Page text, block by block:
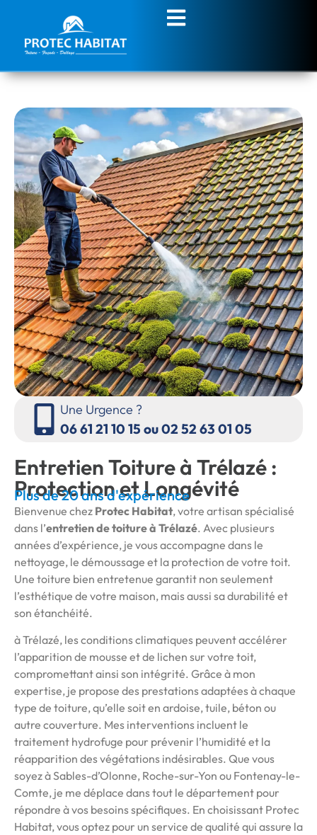
Une Urgence ?
06 61 21 10 15 ou 02 52 63 01 05
Entretien Toiture à Trélazé :
Protection et Longévité
Plus de 20 ans d'expérience
Bienvenue chez Protec Habitat, votre artisan spécialisé
dans l’entretien de toiture à Trélazé. Avec plusieurs
années d’expérience, je vous accompagne dans le
nettoyage, le démoussage et la protection de votre toit.
Une toiture bien entretenue garantit non seulement
l’esthétique de votre maison, mais aussi sa durabilité et
son étanchéité.
à Trélazé, les conditions climatiques peuvent accélérer
l’apparition de mousse et de lichen sur votre toit,
compromettant ainsi son intégrité. Grâce à mon
expertise, je propose des prestations adaptées à chaque
type de toiture, qu’elle soit en ardoise, tuile, béton ou
autre couverture. Mes interventions incluent le
traitement hydrofuge pour prévenir l’humidité et la
réapparition des végétations indésirables. Que vous
soyez à Sables-d’Olonne, Roche-sur-Yon ou Fontenay-le-
Comte, je me déplace dans tout le département pour
répondre à vos besoins spécifiques. En choisissant Protec
Habitat, vous optez pour un service de qualité qui assure la